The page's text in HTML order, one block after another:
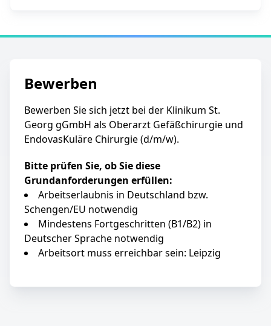
Bewerben
Bewerben Sie sich jetzt bei der Klinikum St.
Georg gGmbH als Oberarzt Gefäßchirurgie und
EndovasKuläre Chirurgie (d/m/w).
Bitte prüfen Sie, ob Sie diese
Grundanforderungen erfüllen:
Arbeitserlaubnis in Deutschland bzw.
Schengen/EU notwendig
Mindestens Fortgeschritten (B1/B2) in
Deutscher Sprache notwendig
Arbeitsort muss erreichbar sein: Leipzig